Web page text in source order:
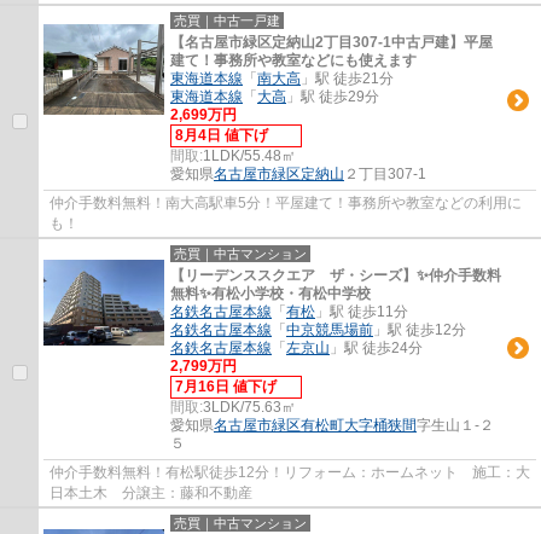
売買｜中古一戸建
【名古屋市緑区定納山2丁目307-1中古戸建】平屋
建て！事務所や教室などにも使えます
東海道本線 「 南大高 」駅 徒歩21分
東海道本線 「 大高 」駅 徒歩29分
2,699万円
8月4日 値下げ
間取:1LDK/55.48㎡
愛知県名古屋市緑区定納山 ２丁目307-1
仲介手数料無料！南大高駅車5分！平屋建て！事務所や教室などの利用に
も！
売買｜中古マンション
【リーデンススクエア ザ・シーズ】✨️仲介手数料
無料✨️有松小学校・有松中学校
名鉄名古屋本線 「 有松 」駅 徒歩11分
名鉄名古屋本線 「 中京競馬場前 」駅 徒歩12分
名鉄名古屋本線 「 左京山 」駅 徒歩24分
2,799万円
7月16日 値下げ
間取:3LDK/75.63㎡
愛知県名古屋市緑区有松町大字桶狭間字生山１-２
５
仲介手数料無料！有松駅徒歩12分！リフォーム：ホームネット 施工：大
日本土木 分譲主：藤和不動産
売買｜中古マンション